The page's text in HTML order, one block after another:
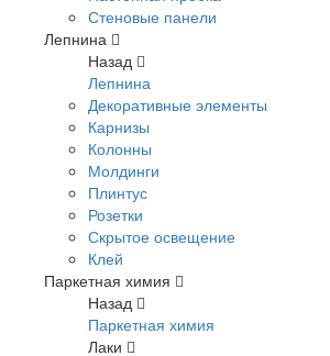
Стеновые панели
Лепнина
Назад
Лепнина
Декоративные элементы
Карнизы
Колонны
Молдинги
Плинтус
Розетки
Скрытое освещение
Клей
Паркетная химия
Назад
Паркетная химия
Лаки